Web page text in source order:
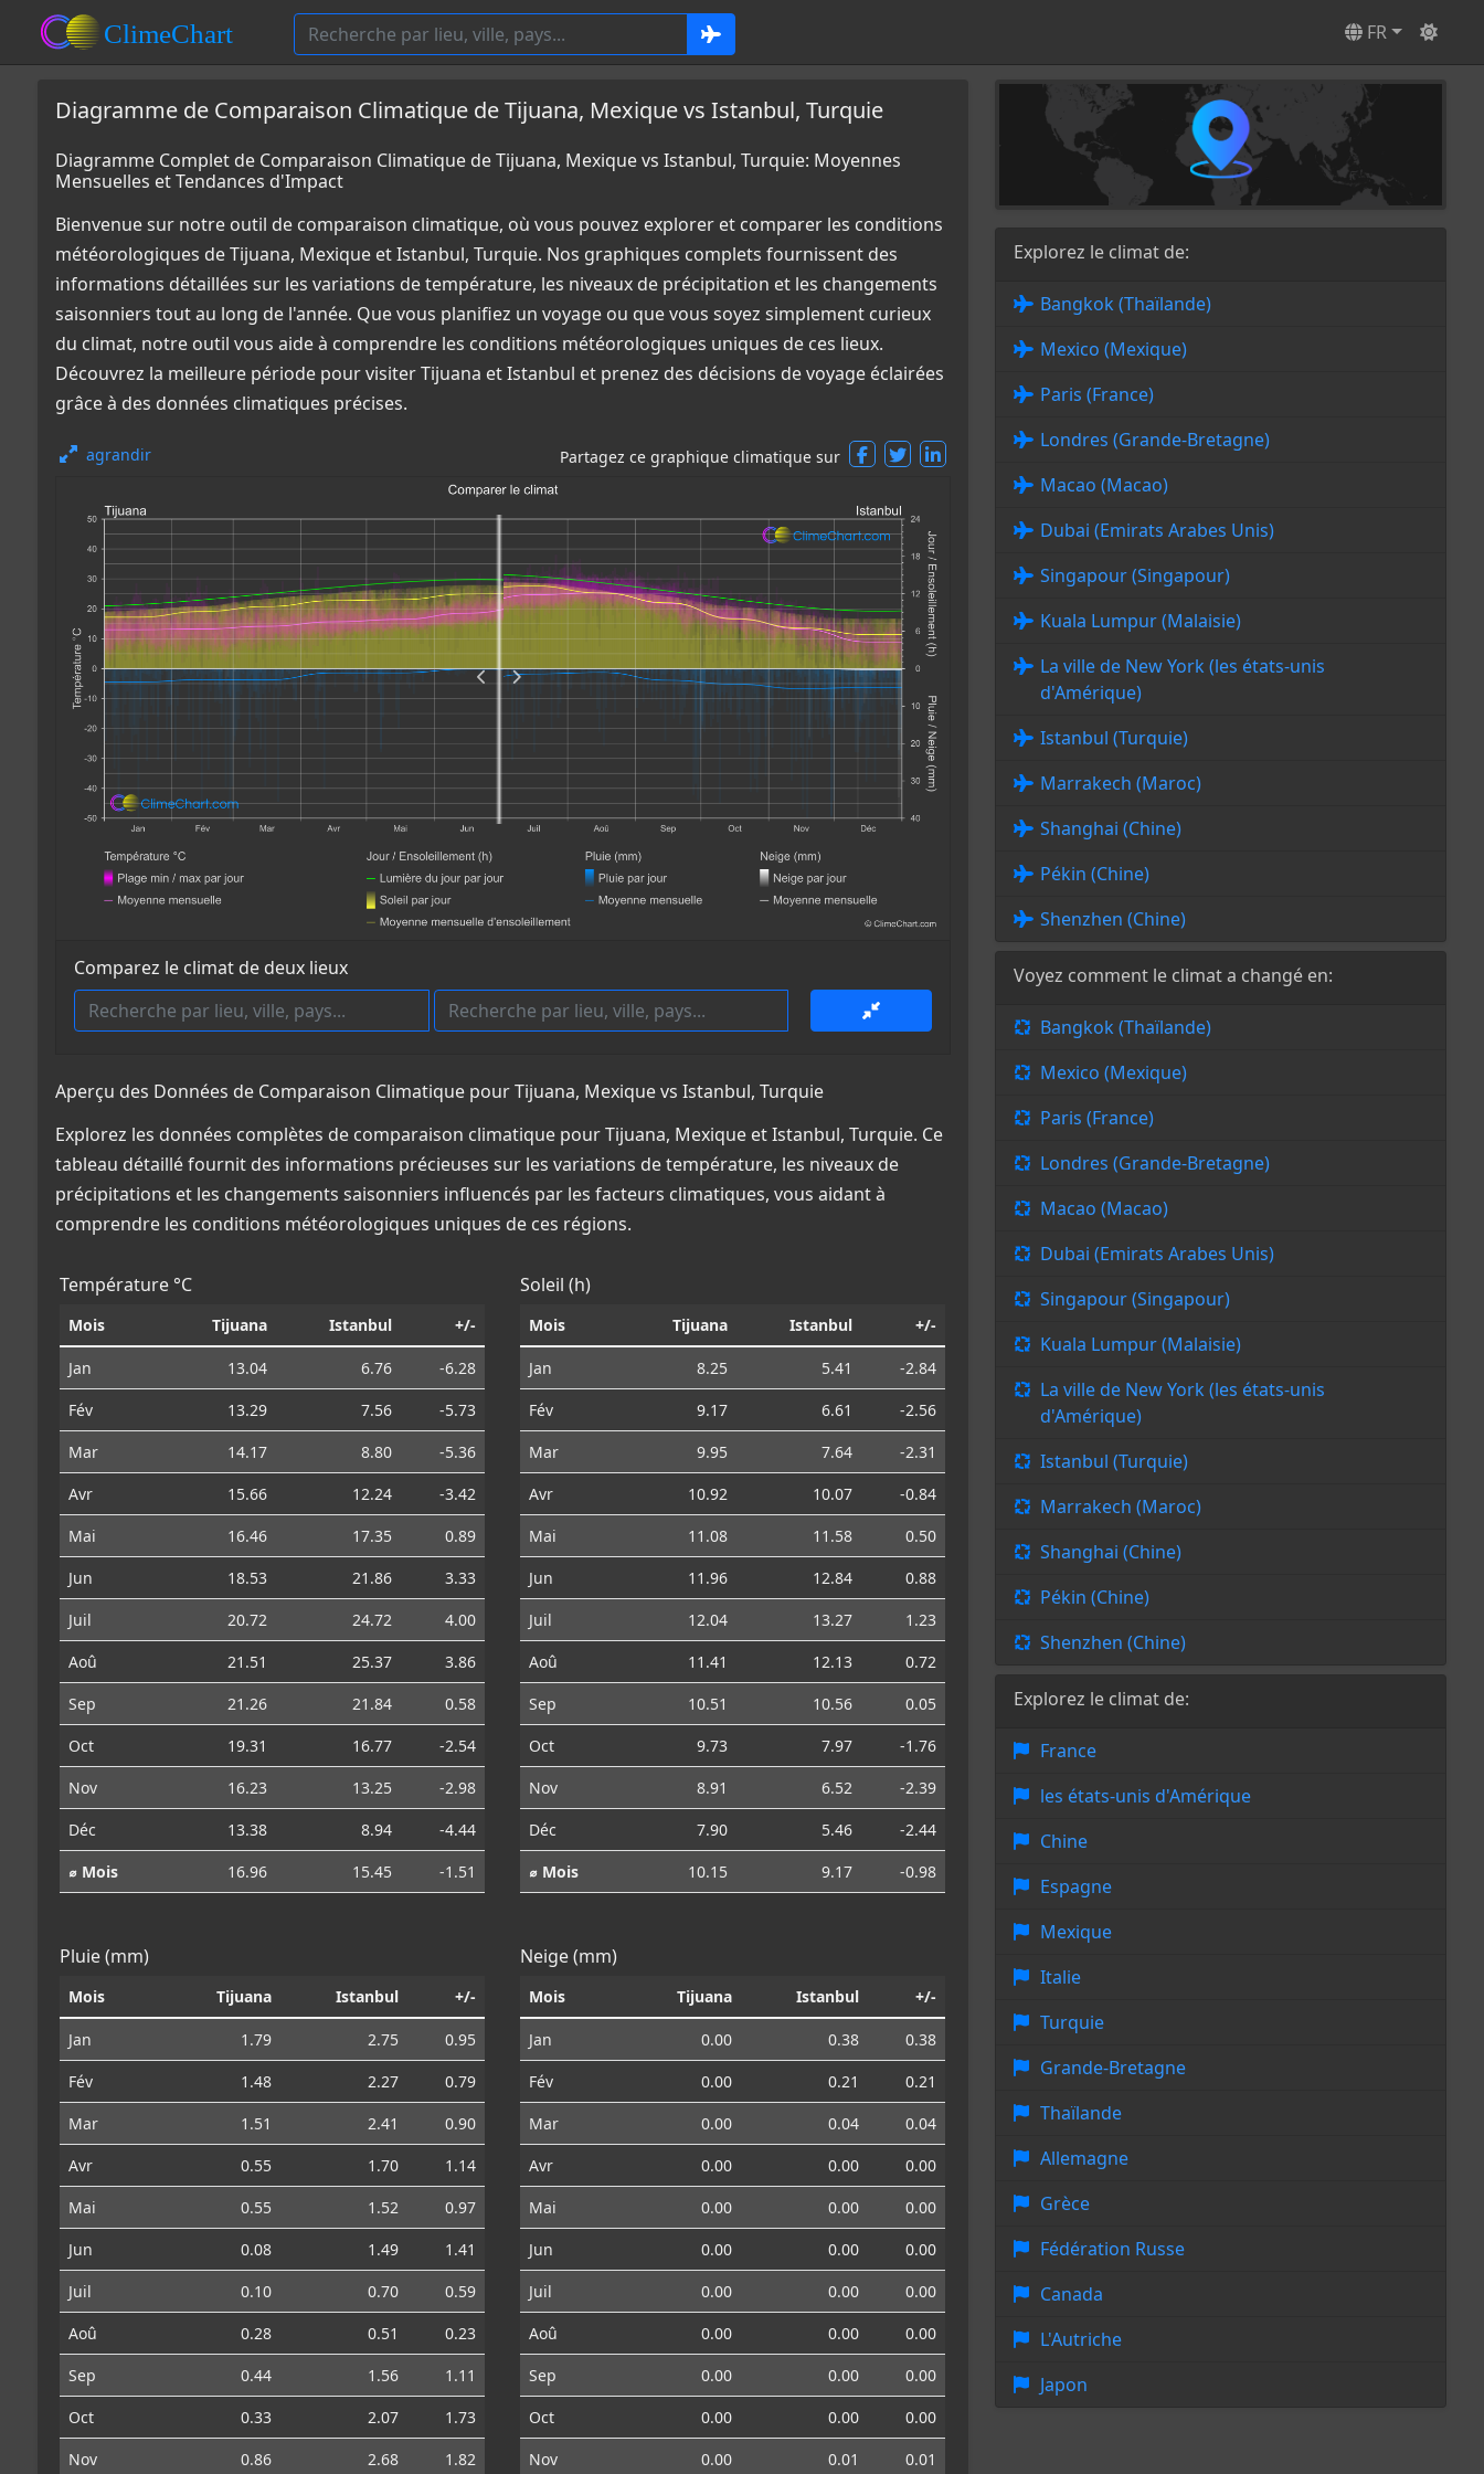
FR
Diagramme de Comparaison Climatique de Tijuana, Mexique vs Istanbul, Turquie
Diagramme Complet de Comparaison Climatique de Tijuana, Mexique vs Istanbul, Turquie: Moyennes
Mensuelles et Tendances d'Impact
Bienvenue sur notre outil de comparaison climatique, où vous pouvez explorer et comparer les conditions
météorologiques de Tijuana, Mexique et Istanbul, Turquie. Nos graphiques complets fournissent des
informations détaillées sur les variations de température, les niveaux de précipitation et les changements
saisonniers tout au long de l'année. Que vous planifiez un voyage ou que vous soyez simplement curieux
du climat, notre outil vous aide à comprendre les conditions météorologiques uniques de ces lieux.
Découvrez la meilleure période pour visiter Tijuana et Istanbul et prenez des décisions de voyage éclairées
grâce à des données climatiques précises.
agrandir Partagez ce graphique climatique sur
Comparez le climat de deux lieux
Aperçu des Données de Comparaison Climatique pour Tijuana, Mexique vs Istanbul, Turquie
Explorez les données complètes de comparaison climatique pour Tijuana, Mexique et Istanbul, Turquie. Ce
tableau détaillé fournit des informations précieuses sur les variations de température, les niveaux de
précipitations et les changements saisonniers influencés par les facteurs climatiques, vous aidant à
comprendre les conditions météorologiques uniques de ces régions.
Température °C
Mois Tijuana Istanbul +/-
Jan 13.04 6.76
-6.28
Fév
13.29 7.56
-5.73
Mar
14.17 8.80
-5.36
Avr
15.66 12.24
-3.42
Mai
16.46 17.35
0.89
Jun
18.53 21.86
3.33
Juil
20.72 24.72
4.00
Aoû
21.51 25.37
3.86
Sep
21.26 21.84
0.58
Oct
19.31 16.77
-2.54
Nov
16.23 13.25
-2.98
Déc
13.38 8.94
-4.44
⌀ Mois
16.96 15.45 -1.51
Soleil (h)
Mois Tijuana Istanbul +/-
Jan 8.25 5.41
-2.84
Fév
9.17 6.61
-2.56
Mar
9.95 7.64
-2.31
Avr
10.92 10.07
-0.84
Mai
11.08 11.58
0.50
Jun
11.96 12.84
0.88
Juil
12.04 13.27
1.23
Aoû
11.41 12.13
0.72
Sep
10.51 10.56
0.05
Oct
9.73 7.97
-1.76
Nov
8.91 6.52
-2.39
Déc
7.90 5.46
-2.44
⌀ Mois
10.15 9.17 -0.98
Pluie (mm)
Mois Tijuana Istanbul +/-
Jan 1.79 2.75
0.95
Fév
1.48 2.27
0.79
Mar
1.51 2.41
0.90
Avr
0.55 1.70
1.14
Mai
0.55 1.52
0.97
Jun
0.08 1.49
1.41
Juil
0.10 0.70
0.59
Aoû
0.28 0.51
0.23
Sep
0.44 1.56
1.11
Oct
0.33 2.07
1.73
Nov
0.86 2.68 1.82
Neige (mm)
Mois Tijuana Istanbul +/-
Jan 0.00 0.38
0.38
Fév
0.00 0.21
0.21
Mar
0.00 0.04
0.04
Avr
0.00 0.00
0.00
Mai
0.00 0.00
0.00
Jun
0.00 0.00
0.00
Juil
0.00 0.00
0.00
Aoû
0.00 0.00
0.00
Sep
0.00 0.00
0.00
Oct
0.00 0.00
0.00
Nov
0.00 0.01 0.01
Explorez le climat de:
Bangkok (Thaïlande)
Mexico (Mexique)
Paris (France)
Londres (Grande-Bretagne)
Macao (Macao)
Dubai (Emirats Arabes Unis)
Singapour (Singapour)
Kuala Lumpur (Malaisie)
La ville de New York (les états-unis
d'Amérique)
Istanbul (Turquie)
Marrakech (Maroc)
Shanghai (Chine)
Pékin (Chine)
Shenzhen (Chine)
Voyez comment le climat a changé en:
Bangkok (Thaïlande)
Mexico (Mexique)
Paris (France)
Londres (Grande-Bretagne)
Macao (Macao)
Dubai (Emirats Arabes Unis)
Singapour (Singapour)
Kuala Lumpur (Malaisie)
La ville de New York (les états-unis
d'Amérique)
Istanbul (Turquie)
Marrakech (Maroc)
Shanghai (Chine)
Pékin (Chine)
Shenzhen (Chine)
Explorez le climat de:
France
les états-unis d'Amérique
Chine
Espagne
Mexique
Italie
Turquie
Grande-Bretagne
Thaïlande
Allemagne
Grèce
Fédération Russe
Canada
L'Autriche
Japon